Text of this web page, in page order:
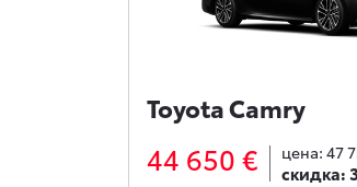
Toyota Camry
44 650 € цена: 47
скидка: